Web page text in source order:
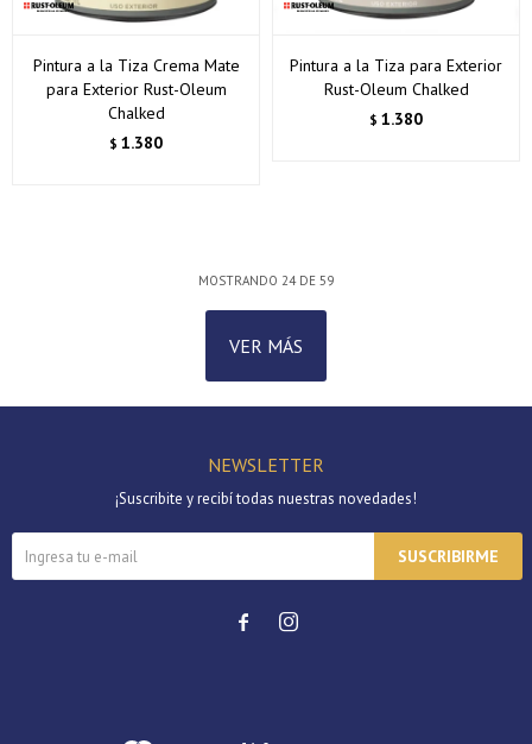
Pintura a la Tiza Crema Mate
para Exterior Rust-Oleum
Chalked
$ 1.380
Pintura a la Tiza para Exterior
Rust-Oleum Chalked
$ 1.380
MOSTRANDO 24DE 59
VER MÁS
NEWSLETTER
¡Suscribite y recibí todas nuestras novedades!
SUSCRIBIRME
 